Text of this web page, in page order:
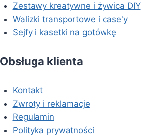
Zestawy kreatywne i żywica DIY
Walizki transportowe i case'y
Sejfy i kasetki na gotówkę
Obsługa klienta
Kontakt
Zwroty i reklamacje
Regulamin
Polityka prywatności